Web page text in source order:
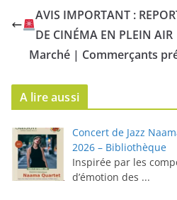
AVIS IMPORTANT :
DE CINÉMA EN PLEIN AIR
Marché | Commerçants
A lire aussi
Concert de Jazz
2026 – Bibliothèque
Inspirée par les
d’émotion des ...